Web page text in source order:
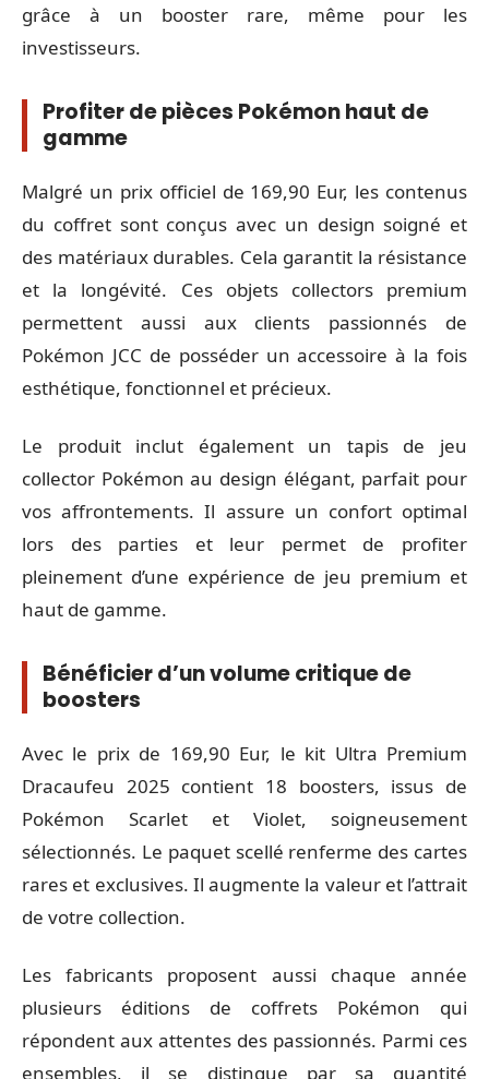
grâce à un booster rare, même pour les
investisseurs.
Profiter de pièces Pokémon haut de
gamme
Malgré un prix officiel de 169,90 Eur, les contenus
du coffret sont conçus avec un design soigné et
des matériaux durables. Cela garantit la résistance
et la longévité. Ces objets collectors premium
permettent aussi aux clients passionnés de
Pokémon JCC de posséder un accessoire à la fois
esthétique, fonctionnel et précieux.
Le produit inclut également un tapis de jeu
collector Pokémon au design élégant, parfait pour
vos affrontements. Il assure un confort optimal
lors des parties et leur permet de profiter
pleinement d’une expérience de jeu premium et
haut de gamme.
Bénéficier d’un volume critique de
boosters
Avec le prix de 169,90 Eur, le kit Ultra Premium
Dracaufeu 2025 contient 18 boosters, issus de
Pokémon Scarlet et Violet, soigneusement
sélectionnés. Le paquet scellé renferme des cartes
rares et exclusives. Il augmente la valeur et l’attrait
de votre collection.
Les fabricants proposent aussi chaque année
plusieurs éditions de coffrets Pokémon qui
répondent aux attentes des passionnés. Parmi ces
ensembles, il se distingue par sa quantité